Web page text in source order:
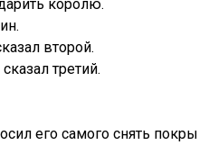
королю.
второй.
третий.
его самого снять